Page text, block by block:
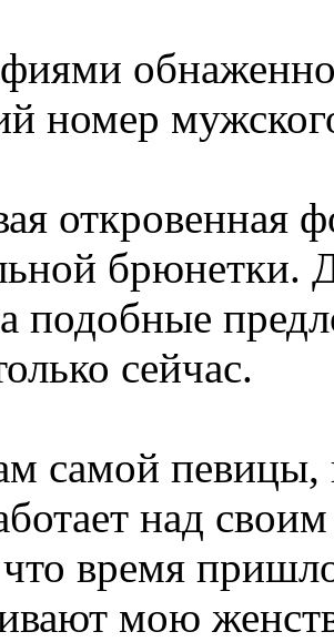
номер
откровенная
брюнетки.
подобные
сейчас.
самой певицы,
над
что время
мою